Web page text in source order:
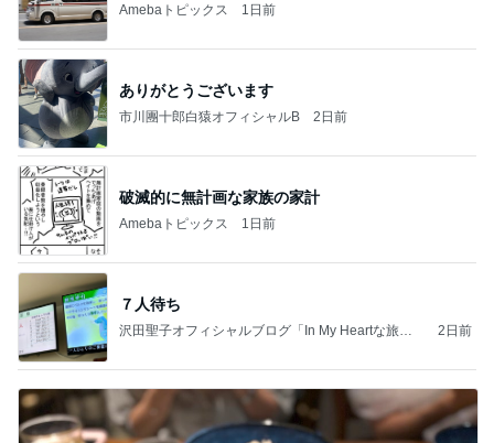
Amebaトピックス 1日前
ありがとうございます
市川團十郎白猿オフィシャルB 2日前
破滅的に無計画な家族の家計
Amebaトピックス 1日前
７人待ち
沢田聖子オフィシャルブログ「In My Heartな旅日
2日前